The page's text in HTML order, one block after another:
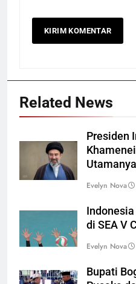
Related News
Presiden
Utamanya
Evelyn Nova
di SEA V
Evelyn Nova
Bupati